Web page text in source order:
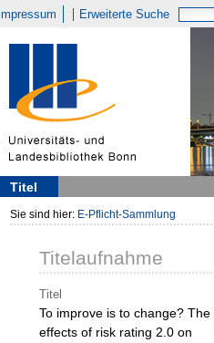
Impressum Erweiterte Suche
Titel
Sie sind hier: E-Pflicht-Sammlung
Titelaufnahme
Titel
To improve is to change? The
effects of risk rating 2.0 on